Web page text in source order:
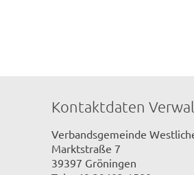
Kontaktdaten
Verbandsgemeinde
Marktstraße 7
39397 Gröningen